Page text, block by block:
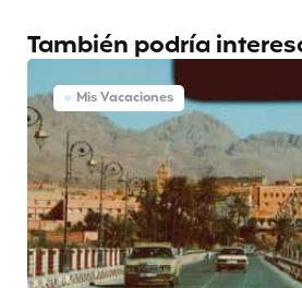
También podría
Mis Vacaciones